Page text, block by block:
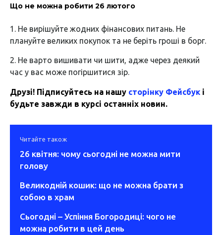
Що не можна робити 26 лютого
1. Не вирішуйте жодних фінансових питань. Не
плануйте великих покупок та не беріть гроші в борг.
2. Не варто вишивати чи шити, адже через деякий
час у вас може погіршитися зір.
Друзі! Підписуйтесь на нашу сторінку Фейсбук і
будьте завжди в курсі останніх новин.
Читайте також
26 квітня: чому сьогодні не можна мити
голову
Великодній кошик: що не можна брати з
собою в храм
Сьогодні – Успіння Богородиці: чого не
можна робити в цей день